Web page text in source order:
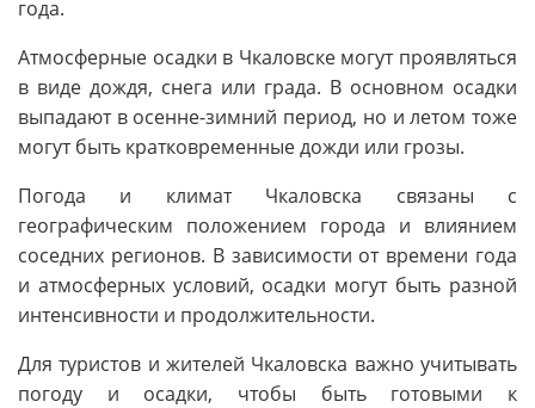
года.
Атмосферные осадки в Чкаловске могут проявляться
в виде дождя, снега или града. В основном осадки
выпадают в осенне-зимний период, но и летом тоже
могут быть кратковременные дожди или грозы.
Погода и климат Чкаловска связаны с
географическим положением города и влиянием
соседних регионов. В зависимости от времени года
и атмосферных условий, осадки могут быть разной
интенсивности и продолжительности.
Для туристов и жителей Чкаловска важно учитывать
погоду и осадки, чтобы быть готовыми к